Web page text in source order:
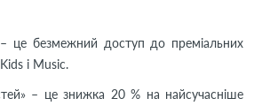
це безмежний доступ до преміальних
і Music.
– це знижка 20 % на найсучасніше